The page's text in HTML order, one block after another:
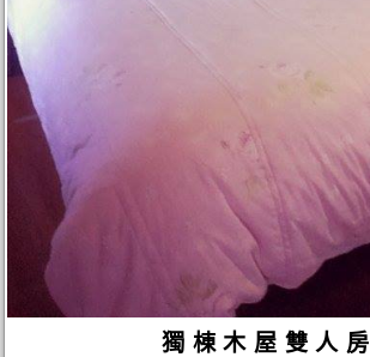
獨棟木屋雙人房